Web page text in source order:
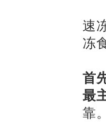
速
冻
首
最
靠。